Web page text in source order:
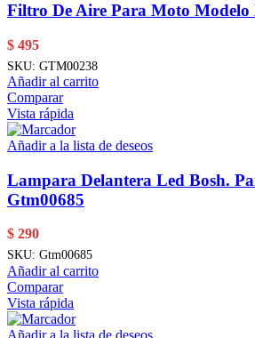
Filtro De Aire Para Moto Modelo
$ 495
SKU: GTM00238
Añadir al carrito
Comparar
Vista rápida
Añadir a la lista de deseos
Lampara Delantera Led Bosh.
Gtm00685
$ 290
SKU: Gtm00685
Añadir al carrito
Comparar
Vista rápida
Añadir a la lista de deseos